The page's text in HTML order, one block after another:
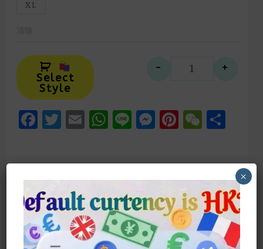
XL
美劇
- +
Select
Style
Facebook
Twitter
EmailWhatsApp
LineMessenger
額外資訊
Wednesday Addams 暗黑風碎花連身裙
×